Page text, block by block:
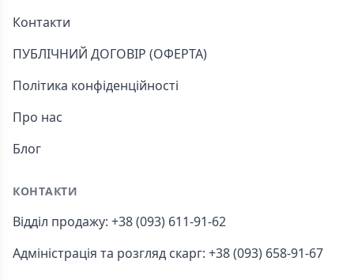
Контакти
ПУБЛІЧНИЙ ДОГОВІР (ОФЕРТА)
Політика конфіденційності
Про нас
Блог
КОНТАКТИ
Відділ продажу: +38 (093) 611-91-62
Адміністрація та розгляд скарг: +38 (093) 658-91-67